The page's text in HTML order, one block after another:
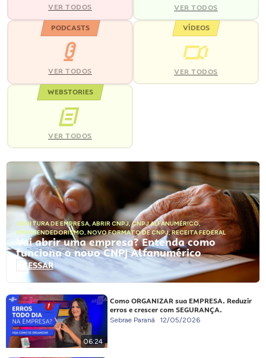
VER TODOS VER TODOS
PODCASTS
VER TODOS
VÍDEOS
VER TODOS
WEBSTORIES
VER TODOS
ABERTURA DE EMPRESA, ABRIR CNPJ,CNPJ ALFANUMÉRICO,
EMPREENDEDORISMO, NOVO FORMATO DE CNPJ,RECEITA FEDERAL
Vai abrir uma empresa? Entenda como
funciona o novo CNPJ Alfanumérico
ACESSAR
06:24
Como ORGANIZAR sua EMPRESA. Reduzir
erros e crescer com SEGURANÇA.
Sebrae Paraná 12/05/2026